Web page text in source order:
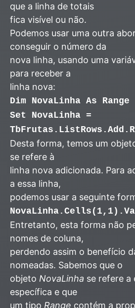
que a linha de totais
fica visível ou não.
Podemos usar uma outra
conseguir o número da
nova linha, usando uma
para receber a
linha nova:
Dim NovaLinha As Range
Set NovaLinha =
Desta forma, temos um
se refere à
linha nova adicionada. Para
a essa linha,
podemos usar a seguinte
Entretanto, esta forma não
nomes de coluna,
perdendo assim o benefício
nomeadas. Sabemos que o
objeto NovaLinha se refere a
específica e que
um tipo Range contém a